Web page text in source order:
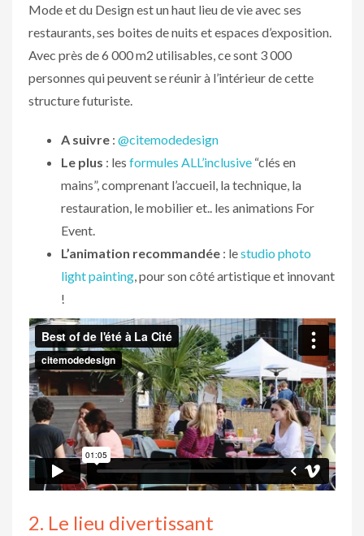
Mode et du Design est un haut lieu de vie avec ses
restaurants, ses boites de nuits et espaces d’exposition.
Avec près de 6 000 m2 utilisables, ce sont 3 000
personnes qui peuvent se réunir à l’intérieur de cette
structure futuriste.
A suivre : @citemodedesign
Le plus : les formules ALL’inclusive “clés en
mains”, comprenant l’accueil, la technique, la
restauration, le mobilier et.. les animations For
Event.
L’animation recommandée : lestudio photo
light painting, pour son côté artistique et innovant
!
2. Le lieu divertissant